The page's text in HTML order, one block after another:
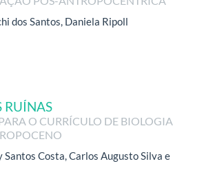
dos Santos, Daniela Ripoll
RUÍNAS
O CURRÍCULO DE BIOLOGIA
Santos Costa, Carlos Augusto Silva e